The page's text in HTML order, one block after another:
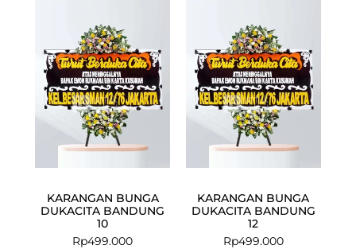
KARANGAN BUNGA
DUKACITA BANDUNG
10
Rp499.000
KARANGAN BUNGA
DUKACITA BANDUNG
12
Rp499.000